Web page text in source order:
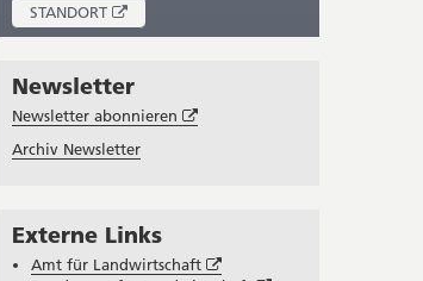
STANDORT
ÖFFNET
IN
Newsletter
Newsletter abonnieren
Öffnet
Archiv Newsletter
Externe Links
Amt für Landwirtschaft
Öffnet